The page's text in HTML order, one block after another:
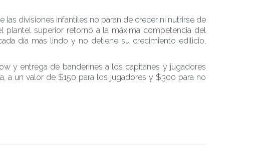
divisiones infantiles no paran de crecer ni nutrirse de
plantel superior retornó a la máxima competencia del
día más lindo y no detiene su crecimiento edilicio,
y entrega de banderines a los capitanes y jugadores
a un valor de $150 para los jugadores y $300 para no